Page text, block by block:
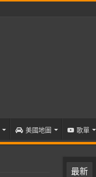
美國地圖 歌單
最新